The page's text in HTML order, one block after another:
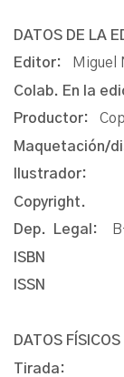
DATOS DE LA
Editor:
Miguel
Colab. En la
Productor:
Maquetación/
Ilustrador:
Copyright.
Dep. Legal:
ISBN
ISSN
DATOS FÍSICOS